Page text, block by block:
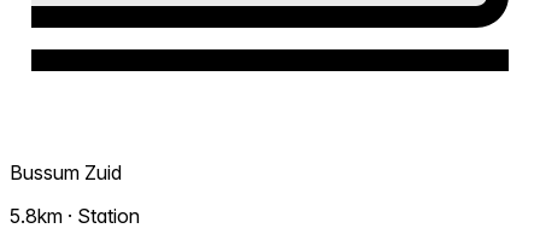
Bussum Zuid
5.8km · Station